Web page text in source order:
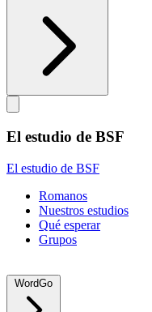
El estudio de BSF
El estudio de BSF
Romanos
Nuestros estudios
Qué esperar
Grupos
WordGo